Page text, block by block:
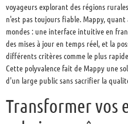
voyageurs explorant des régions
n'est pas toujours fiable. Mappy,
mondes : une interface intuitive en
des mises à jour en temps réel, et la
différents critères comme le plus
Cette polyvalence fait de Mappy une
d'un large public sans sacrifier la
Transformer vos